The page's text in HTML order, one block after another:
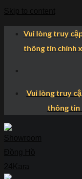
Vui lòng truy
thông tin chính
Vui lòng truy
thông tin